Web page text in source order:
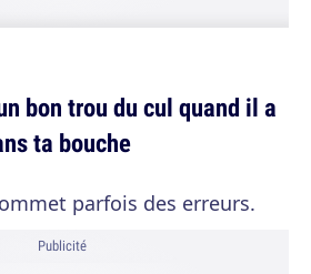
bon trou du cul quand il a
ta bouche
parfois des erreurs.
Publicité